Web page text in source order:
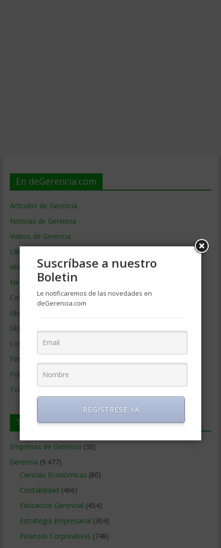
En deGerencia.com
Artículos de Gerencia
Noticias de Gerencia
Videos de Gerencia
Libros de Gerencia
Webs de Gerencia
Negocios por País
Colaboradores de Gerencia
Glosario
Glosario Inglés – Español
Los mejores MBA
Firmas de Gerencia
Formación de Gerencia
Todos los Temas
Temas de Gerencia
Empresas de Gerencia (38)
Gerencia (9.477)
Ciencias Económicas (80)
Contabilidad (466)
Educacion Gerencial (454)
Estrategia Empresarial (304)
Finanzas Corporativas (748)
Suscríbase a nuestro
Boletin
Le notificaremos de las novedades en
deGerencia.com
REGISTRESE YA